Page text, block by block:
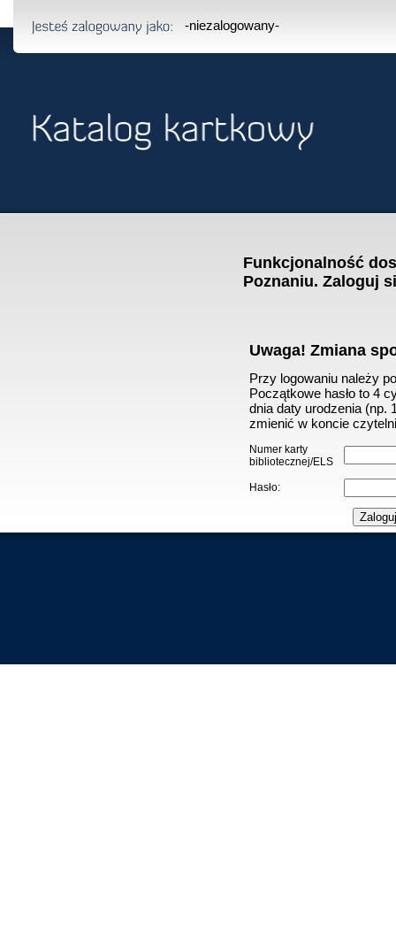
-niezalogowany-
Funkcjonalność
Poznaniu. Zaloguj
Uwaga! Zmiana
Przy logowaniu należy
Początkowe hasło to 4
dnia daty urodzenia (np.
zmienić w koncie
Numer karty
bibliotecznej/ELS
Hasło: